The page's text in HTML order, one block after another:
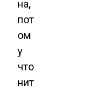
на,
пот
ом
у
что
нит